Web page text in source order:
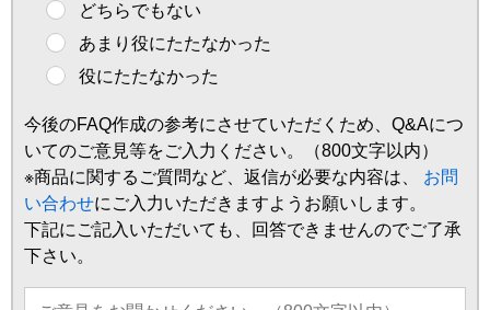
どちらでもない
あまり役にたたなかった
役にたたなかった
今後のFAQ作成の参考にさせていただくため、Q&Aにつ
いてのご意見等をご入力ください。（800文字以内）
※商品に関するご質問など、返信が必要な内容は、 お問
い合わせにご入力いただきますようお願いします。
下記にご記入いただいても、回答できませんのでご了承
下さい。